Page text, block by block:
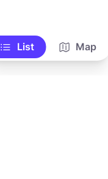
List Map